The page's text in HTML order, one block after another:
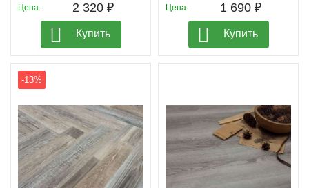
Цена: 2 320 ₽
Купить
Цена: 1 690 ₽
Купить
-13%